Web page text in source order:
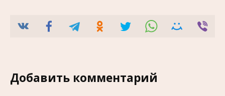
Добавить комментарий